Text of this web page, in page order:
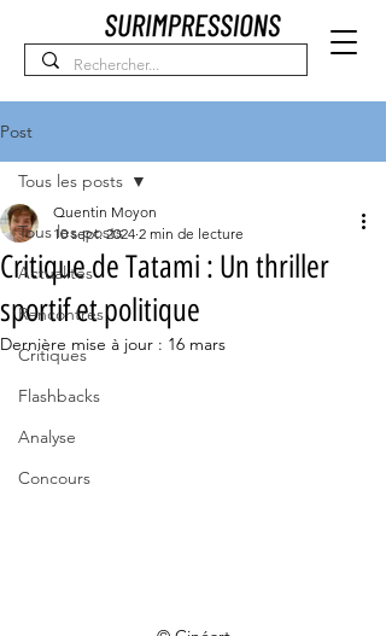
Post
Tous les posts
Actualités
Rencontres
Critiques
Flashbacks
Analyse
Concours
Tous les posts
Critique de Tatami : Un thriller
sportif et politique
Quentin Moyon
10 sept. 2024 2 min de lecture
Dernière mise à jour : 16 mars